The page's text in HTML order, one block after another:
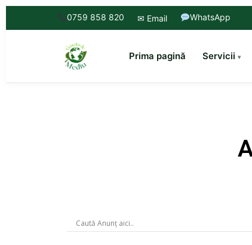
0759 858 820 ✉ Email WhatsApp
Prima pagină Servicii